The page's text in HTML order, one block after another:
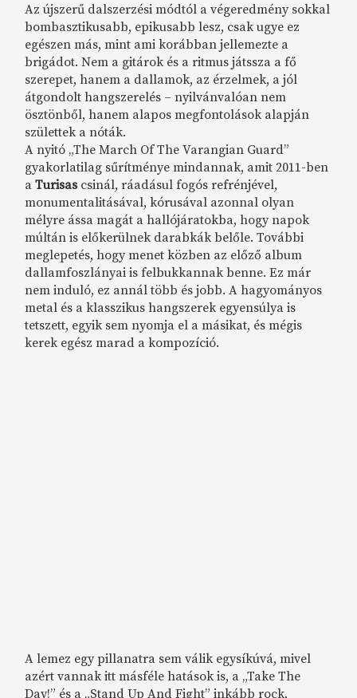
Az újszerű dalszerzési módtól a végeredmény sokkal
bombasztikusabb, epikusabb lesz, csak ugye ez
egészen más, mint ami korábban jellemezte a
brigádot. Nem a gitárok és a ritmus játssza a fő
szerepet, hanem a dallamok, az érzelmek, a jól
átgondolt hangszerelés – nyilvánvalóan nem
ösztönből, hanem alapos megfontolások alapján
születtek a nóták.
A nyitó „The March Of The Varangian Guard”
gyakorlatilag sűrítménye mindannak, amit 2011-ben
aTurisascsinál, ráadásul fogós refrénjével,
monumentalitásával, kórusával azonnal olyan
mélyre ássa magát a hallójáratokba, hogy napok
múltán is előkerülnek darabkák belőle. További
meglepetés, hogy menet közben az előző album
dallamfoszlányai is felbukkannak benne. Ez már
nem induló, ez annál több és jobb. A hagyományos
metal és a klasszikus hangszerek egyensúlya is
tetszett, egyik sem nyomja el a másikat, és mégis
kerek egész marad a kompozíció.
A lemez egy pillanatra sem válik egysíkúvá, mivel
azért vannak itt másféle hatások is, a „Take The
Day!” és a „Stand Up And Fight” inkább rock,